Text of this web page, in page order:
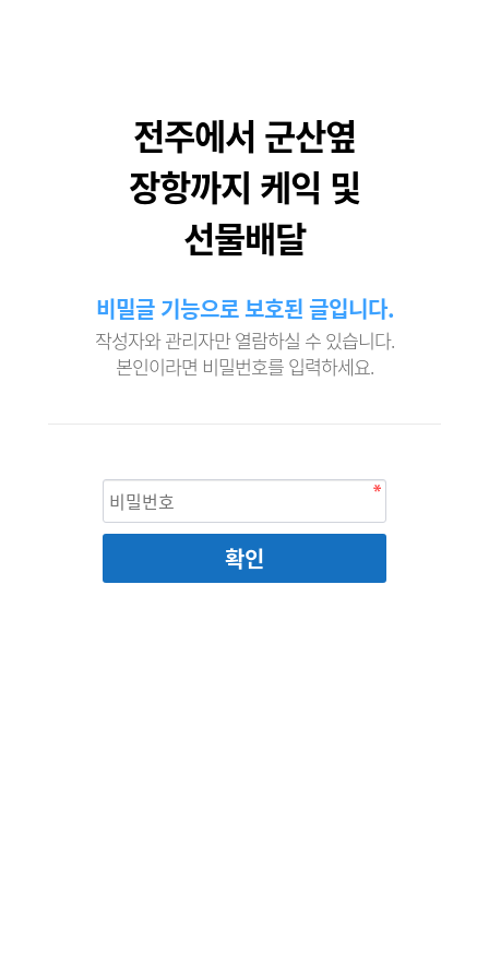
전주에서 군산옆
장항까지 케익 및
선물배달
비밀글 기능으로 보호된 글입니다.
작성자와 관리자만 열람하실 수 있습니다.
본인이라면 비밀번호를 입력하세요.